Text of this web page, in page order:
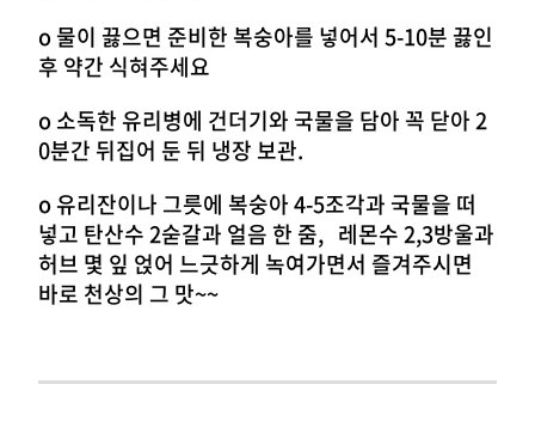
o 물이 끓으면 준비한 복숭아를 넣어서 5-10분 끓인
후 약간 식혀주세요
o 소독한 유리병에 건더기와 국물을 담아 꼭 닫아 2
0분간 뒤집어 둔 뒤 냉장 보관.
o 유리잔이나 그릇에 복숭아 4-5조각과 국물을 떠
넣고 탄산수 2숟갈과 얼음 한 줌, 레몬수 2,3방울과
허브 몇 잎 얹어 느긋하게 녹여가면서 즐겨주시면
바로 천상의 그 맛~~